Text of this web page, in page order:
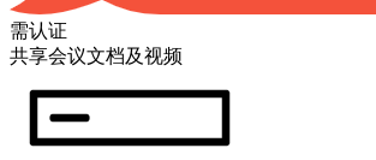
需认证
共享会议文档及视频